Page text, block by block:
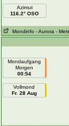
Azimut
116.2° OSO
Mondinfo - Aurora -
Mondaufgang
Morgen
00:54
Vollmond
Fr. 28 Aug